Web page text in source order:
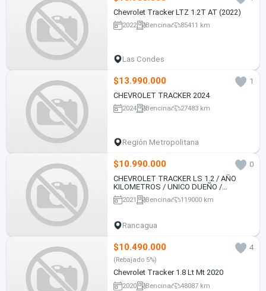
Chevrolet Tracker LTZ 1.2T AT (2022)
2022 Bencina 85411 km
Las Condes
$13.990.000
1
CHEVROLET TRACKER 2024
2024 Bencina 27483 km
Región Metropolitana
$10.990.000
0
CHEVROLET TRACKER LS 1.2 / AÑO
KILOMETROS / UNICO DUEÑO /
EXCELENTE ESTADO
2021 Bencina 119000 km
Rancagua
$10.490.000 4
(Rebajado 5%)
Chevrolet Tracker 1.8 Lt Mt 2020
2020 Bencina 48087 km